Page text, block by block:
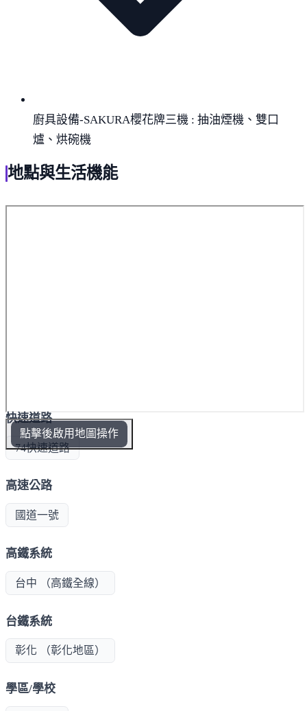
廚具設備-SAKURA櫻花牌三機 : 抽油煙機、雙口
爐、烘碗機
地點與生活機能
點擊後啟用地圖操作
快速道路
74快速道路
高速公路
國道一號
高鐵系統
台中 （高鐵全線）
台鐵系統
彰化 （彰化地區）
學區/學校